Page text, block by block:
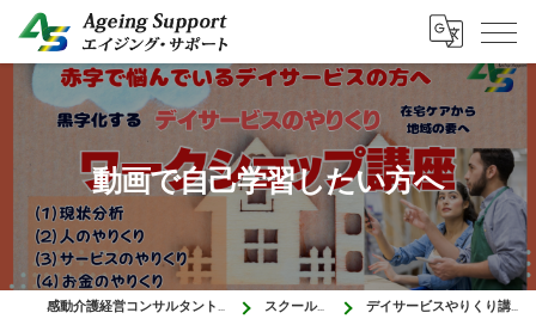
動画で自己学習したい方へ
感動介護経営コンサルタントのエイジング・サポート スクール&セミナー デイサービスやりくり講座「動画学習コース」